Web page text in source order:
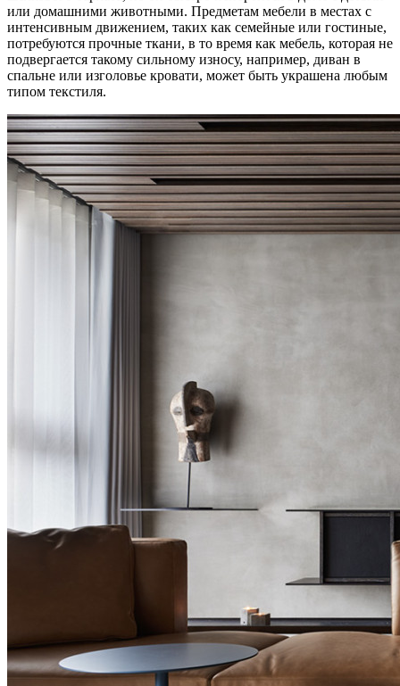
или домашними животными. Предметам мебели в местах с
интенсивным движением, таких как семейные или гостиные,
потребуются прочные ткани, в то время как мебель, которая не
подвергается такому сильному износу, например, диван в
спальне или изголовье кровати, может быть украшена любым
типом текстиля.